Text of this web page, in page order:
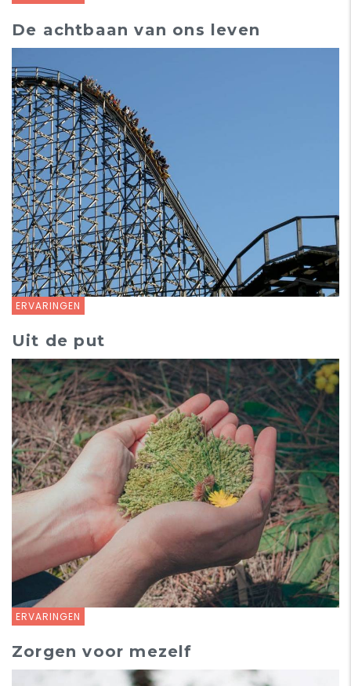
ERVARINGEN
De achtbaan van ons leven
ERVARINGEN
Uit de put
Zorgen voor mezelf